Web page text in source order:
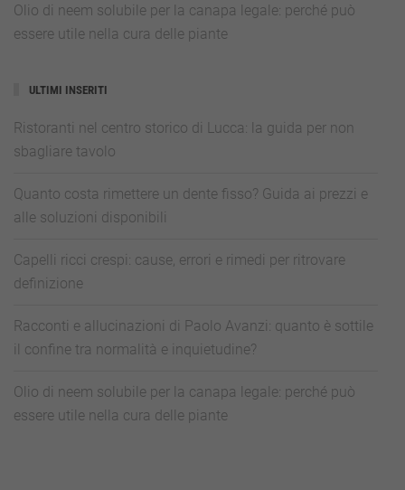
Olio di neem solubile per la canapa legale: perché può
essere utile nella cura delle piante
ULTIMI INSERITI
Ristoranti nel centro storico di Lucca: la guida per non
sbagliare tavolo
Quanto costa rimettere un dente fisso? Guida ai prezzi e
alle soluzioni disponibili
Capelli ricci crespi: cause, errori e rimedi per ritrovare
definizione
Racconti e allucinazioni di Paolo Avanzi: quanto è sottile
il confine tra normalità e inquietudine?
Olio di neem solubile per la canapa legale: perché può
essere utile nella cura delle piante